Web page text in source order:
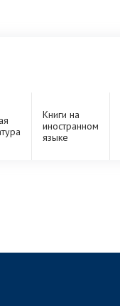
Книги на
иностранном
языке